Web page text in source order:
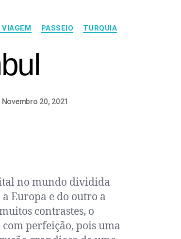
VIAGEM PASSEIO TURQUIA
Novembro 20, 2021
no mundo dividida
Europa e do outro a
contrastes, o
perfeição, pois uma